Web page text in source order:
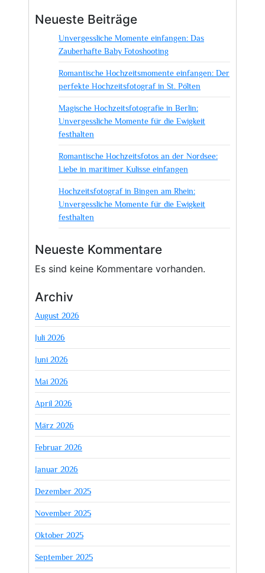
Neueste Beiträge
Unvergessliche Momente einfangen: Das
Zauberhafte Baby Fotoshooting
Romantische Hochzeitsmomente einfangen: Der
perfekte Hochzeitsfotograf in St. Pölten
Magische Hochzeitsfotografie in Berlin:
Unvergessliche Momente für die Ewigkeit
festhalten
Romantische Hochzeitsfotos an der Nordsee:
Liebe in maritimer Kulisse einfangen
Hochzeitsfotograf in Bingen am Rhein:
Unvergessliche Momente für die Ewigkeit
festhalten
Neueste Kommentare
Es sind keine Kommentare vorhanden.
Archiv
August 2026
Juli 2026
Juni 2026
Mai 2026
April 2026
März 2026
Februar 2026
Januar 2026
Dezember 2025
November 2025
Oktober 2025
September 2025